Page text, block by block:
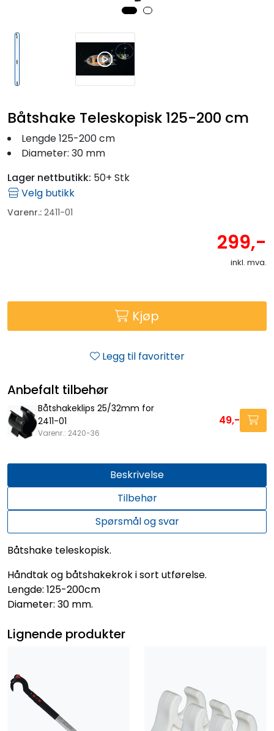
Båtshake Teleskopisk 125-200 cm
Lengde 125-200 cm
Diameter: 30 mm
Lager nettbutikk: 50+ Stk
Velg butikk
Varenr.: 2411-01
299,-
inkl. mva.
Kjøp
Legg til favoritter
Beskrivelse
Tilbehør
Spørsmål og svar
Båtshake teleskopisk.
Håndtak og båtshakekrok i sort utførelse.
Lengde: 125-200cm
Diameter: 30 mm.
Anbefalt tilbehør
Båtshakeklips 25/32mm for
2411-01
Varenr.: 2420-36
49,-
Lignende produkter